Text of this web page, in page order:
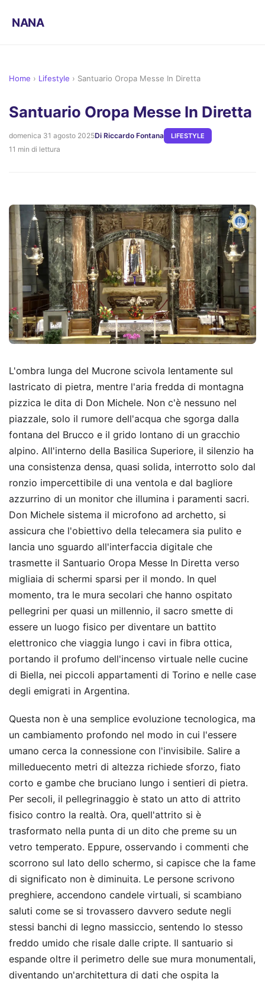
NANA
Home › Lifestyle › Santuario Oropa Messe In Diretta
Santuario Oropa Messe In Diretta
domenica 31 agosto 2025Di Riccardo Fontana LIFESTYLE
11 min di lettura
L'ombra lunga del Mucrone scivola lentamente sul
lastricato di pietra, mentre l'aria fredda di montagna
pizzica le dita di Don Michele. Non c'è nessuno nel
piazzale, solo il rumore dell'acqua che sgorga dalla
fontana del Brucco e il grido lontano di un gracchio
alpino. All'interno della Basilica Superiore, il silenzio ha
una consistenza densa, quasi solida, interrotto solo dal
ronzio impercettibile di una ventola e dal bagliore
azzurrino di un monitor che illumina i paramenti sacri.
Don Michele sistema il microfono ad archetto, si
assicura che l'obiettivo della telecamera sia pulito e
lancia uno sguardo all'interfaccia digitale che
trasmette il Santuario Oropa Messe In Diretta verso
migliaia di schermi sparsi per il mondo. In quel
momento, tra le mura secolari che hanno ospitato
pellegrini per quasi un millennio, il sacro smette di
essere un luogo fisico per diventare un battito
elettronico che viaggia lungo i cavi in fibra ottica,
portando il profumo dell'incenso virtuale nelle cucine
di Biella, nei piccoli appartamenti di Torino e nelle case
degli emigrati in Argentina.
Questa non è una semplice evoluzione tecnologica, ma
un cambiamento profondo nel modo in cui l'essere
umano cerca la connessione con l'invisibile. Salire a
milleduecento metri di altezza richiede sforzo, fiato
corto e gambe che bruciano lungo i sentieri di pietra.
Per secoli, il pellegrinaggio è stato un atto di attrito
fisico contro la realtà. Ora, quell'attrito si è
trasformato nella punta di un dito che preme su un
vetro temperato. Eppure, osservando i commenti che
scorrono sul lato dello schermo, si capisce che la fame
di significato non è diminuita. Le persone scrivono
preghiere, accendono candele virtuali, si scambiano
saluti come se si trovassero davvero sedute negli
stessi banchi di legno massiccio, sentendo lo stesso
freddo umido che risale dalle cripte. Il santuario si
espande oltre il perimetro delle sue mura monumentali,
diventando un'architettura di dati che ospita la